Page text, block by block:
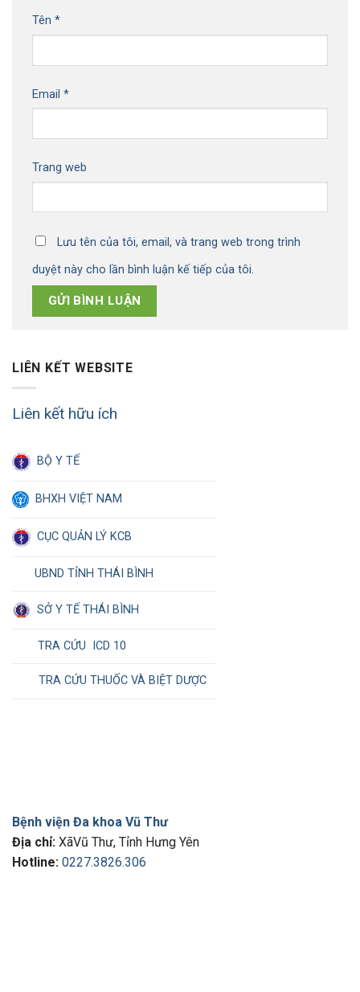
Tên *
Email *
Trang web
Lưu tên của tôi, email, và trang web trong trình
duyệt này cho lần bình luận kế tiếp của tôi.
LIÊN KẾT WEBSITE
Liên kết hữu ích
BỘ Y TẾ
BHXH VIỆT NAM
CỤC QUẢN LÝ KCB
UBND TỈNH THÁI BÌNH
SỞ Y TẾ THÁI BÌNH
TRA CỨU ICD 10
TRA CỨU THUỐC VÀ BIỆT DƯỢC
Bệnh viện Đa khoa Vũ Thư
Địa chỉ: XãVũ Thư, Tỉnh Hưng Yên
Hotline: 0227.3826.306